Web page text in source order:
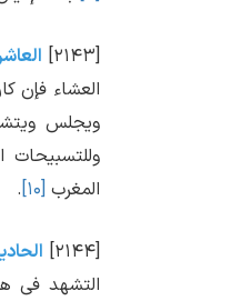
[۲۱۴۳]
العشاء فإن
ویجلس
المغرب [۱۰] .
[۲۱۴۴]
التشهد فی